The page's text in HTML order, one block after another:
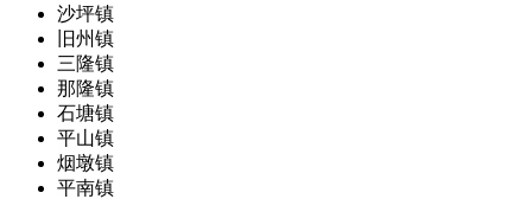
沙坪镇
旧州镇
三隆镇
那隆镇
石塘镇
平山镇
烟墩镇
平南镇